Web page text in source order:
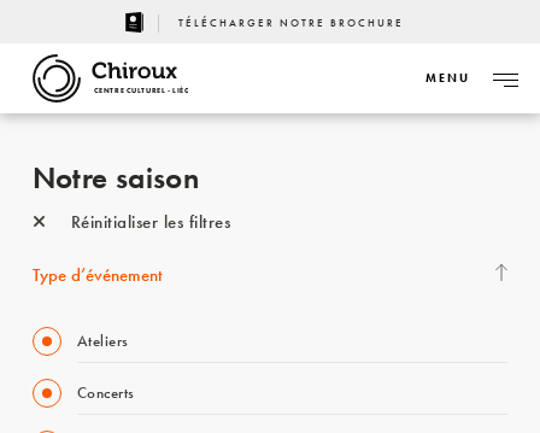
TÉLÉCHARGER NOTRE BROCHURE
CENTRE CULTUREL - LIÈGE
MENU
Notre saison
Réinitialiser les filtres
Type d’événement
Ateliers
Concerts